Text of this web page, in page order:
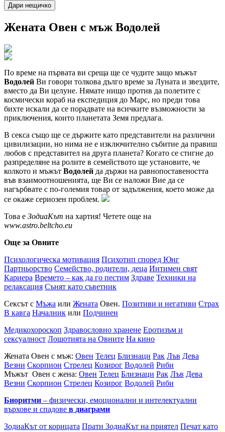
Жената Овен с мъж Водолей
По време на първата ви среща ще се чудите защо мъжът
Водолей Ви говори толкова дълго време за Луната и звездите,
вместо да Ви целуне. Нямате нищо против да полетите с
космически кораб на експедиция до Марс, но преди това
бихте искали да се порадвате на всичките възможности за
приключения, които планетата Земя предлага.
В секса също ще се държите като представители на различни
цивили­зации, но нима не е изключително събитие да правиш
любов с представител на друга планета? Когато се стигне до
разпределяне на ролите в семейството ще установите, че
колкото и мъжът Водолей да държи на равнопоставеността
във взаимоотношенията, ще Ви се наложи Вие да се
нагърбвате с по-големия товар от задължения, което може да
се окаже сериозен проблем.
Това е ЗодиаКът на хартия! Четете още на
www.astro.beltcho.eu
Още за Овните
Психологическа мотивация Психотип според Юнг
Партньорство Семейство, родители, деца Интимен свят
Кариера Времето – как да го пестим Здраве Техники на
релаксация Сънят като съветник
Сексът с Мъжа или Жената Овен. Позитиви и негативи Страх
В кавга Началник или Подчинен
Медикохороскоп Здравословно хранене Еротизъм и
сексуалност Лошотията на Овните На кино
Жената Овен с мъж: Овен Телец Близнаци Рак Лъв Дева
Везни Скорпион Стрелец Козирог Водолей Риби
Мъжът Овен с жена: Овен Телец Близнаци Рак Лъв Дева
Везни Скорпион Стрелец Козирог Водолей Риби
Биоритми – физически, емоционални и интелектуални
върхове и спадове в диаграми
ЗодиаКът от корицата Прати ЗодиаКът на приятел Печат като